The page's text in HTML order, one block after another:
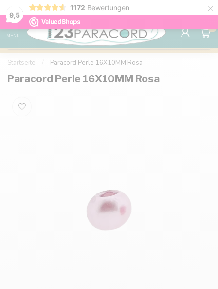
9,5
1172 Bewertungen ×
Kostenlose Lieferung nach Hause ab 150 €
MENU
0
Startseite Paracord Perle 16X10MM Rosa
Paracord Perle 16X10MM Rosa